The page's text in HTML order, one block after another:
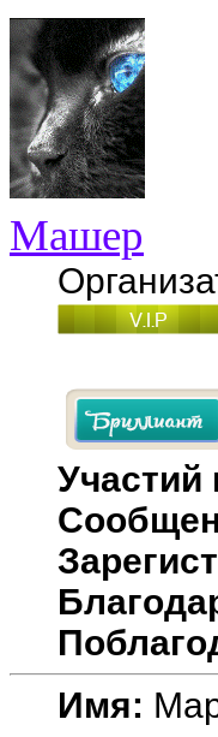
Машер
Участий
Имя: